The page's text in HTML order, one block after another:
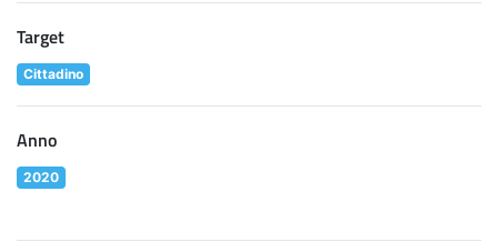
Target
Cittadino
Anno
2020